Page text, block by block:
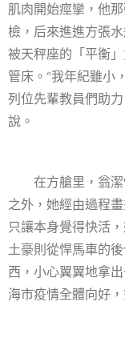
肌肉開始痙攣，他
檢，后來進進方張
被天秤座的「平衡
管床。“我年紀雖小
列位先輩教員們助
說。
在方艙里，翁潔
之外，她經由過程
只讓本身覺得快活
土豪則從悍馬車的
西，小心翼翼地拿
海市疫情全體向好